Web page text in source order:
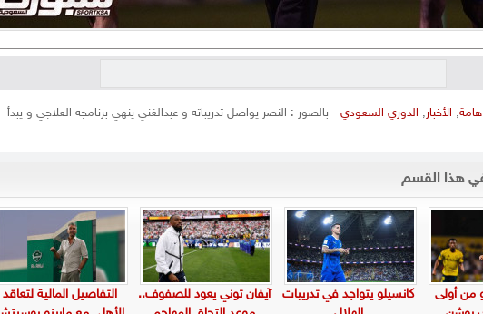
هامة, الأخبار, الدوري السعودي - بالصور : النصر يواصل تدريباته و عبدالغني ينهي برنامجه العلاجي و يبدأ
هذا القسم
من أولى
كانسيلو يتواجد في تدريبات
آيفان توني يعود للصفوف..
التفاصيل المالية لتعاقد